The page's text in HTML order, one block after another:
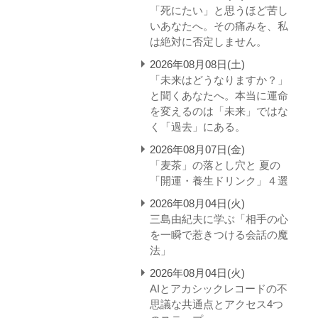
「死にたい」と思うほど苦し
いあなたへ。その痛みを、私
は絶対に否定しません。
2026年08月08日(土)
「未来はどうなりますか？」
と聞くあなたへ。本当に運命
を変えるのは「未来」ではな
く「過去」にある。
2026年08月07日(金)
「麦茶」の落とし穴と 夏の
「開運・養生ドリンク」４選
2026年08月04日(火)
三島由紀夫に学ぶ「相手の心
を一瞬で惹きつける会話の魔
法」
2026年08月04日(火)
AIとアカシックレコードの不
思議な共通点とアクセス4つ